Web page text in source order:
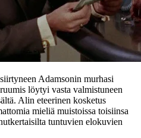
Adamsonin murhasi
löytyi vasta valmistuneen
Alin eteerinen kosketus
mieliä muistoissa toisiinsa
tuntuvien elokuvien